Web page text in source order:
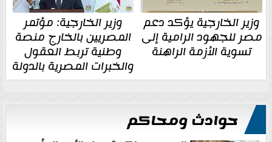
وزير الخارجية يؤكد دعم
مصر للجهود الرامية إلى
تسوية الأزمة الراهنة
وزير الخارجية: مؤتمر
المصريين بالخارج منصة
وطنية تربط العقول
والخبرات المصرية بالدولة
حوادث ومحاكم